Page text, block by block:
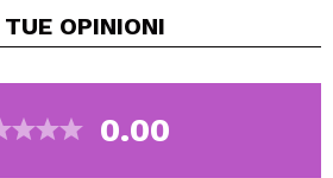
eyes.
TUE OPINIONI
0.00